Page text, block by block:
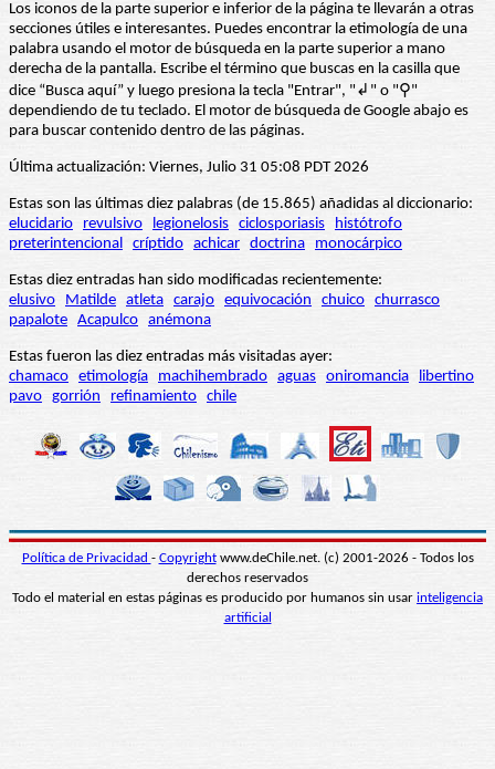
Los iconos de la parte superior e inferior de la página te llevarán a otras
secciones útiles e interesantes. Puedes encontrar la etimología de una
palabra usando el motor de búsqueda en la parte superior a mano
derecha de la pantalla. Escribe el término que buscas en la casilla que
dice “Busca aquí” y luego presiona la tecla "Entrar", "↲" o "⚲"
dependiendo de tu teclado. El motor de búsqueda de Google abajo es
para buscar contenido dentro de las páginas.
Última actualización: Viernes, Julio 31 05:08 PDT 2026
Estas son las últimas diez palabras (de 15.865) añadidas al diccionario:
elucidario
revulsivo legionelosis ciclosporiasis
histótrofo
preterintencional críptido achicar doctrina monocárpico
Estas diez entradas han sido modificadas recientemente:
elusivo
Matilde atleta carajo equivocación chuico churrasco
papalote Acapulco anémona
Estas fueron las diez entradas más visitadas ayer:
chamaco etimología machihembrado aguas oniromancia
libertino
pavo gorrión refinamiento chile
Política de Privacidad - Copyrightwww.deChile.net. (c) 2001-2026 - Todos los
derechos reservados
Todo el material en estas páginas es producido por humanos sin usar inteligencia
artificial